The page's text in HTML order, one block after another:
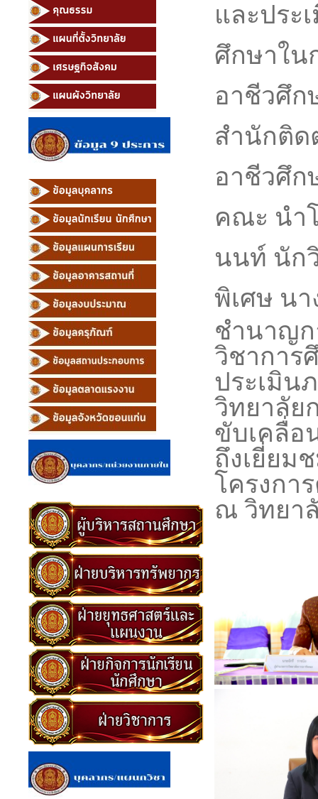
และประ
ศึกษาใน
อาชีวศึก
สำนักติด
อาชีวศึก
คณะ นำ
นนท์ นัก
พิเศษ นา
ชำนาญก
วิชาการ
ประเมิน
วิทยาลัย
ขับเคลื่อ
ถึงเยี่ยม
โครงกา
ณ วิทยา